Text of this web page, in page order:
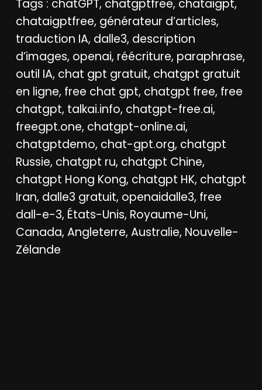
Tags : chatGPT, chatgptfree, chataigpt,
chataigptfree, générateur d’articles,
traduction IA, dalle3, description
d’images, openai, réécriture, paraphrase,
outil IA, chat gpt gratuit, chatgpt gratuit
en ligne, free chat gpt, chatgpt free, free
chatgpt, talkai.info, chatgpt-free.ai,
freegpt.one, chatgpt-online.ai,
chatgptdemo, chat-gpt.org, chatgpt
Russie, chatgpt ru, chatgpt Chine,
chatgpt Hong Kong, chatgpt HK, chatgpt
Iran, dalle3 gratuit, openaidalle3, free
dall-e-3, États-Unis, Royaume-Uni,
Canada, Angleterre, Australie, Nouvelle-
Zélande